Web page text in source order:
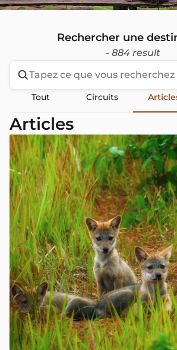
Rechercher une
- 884 result
Tout Circuits
Articles